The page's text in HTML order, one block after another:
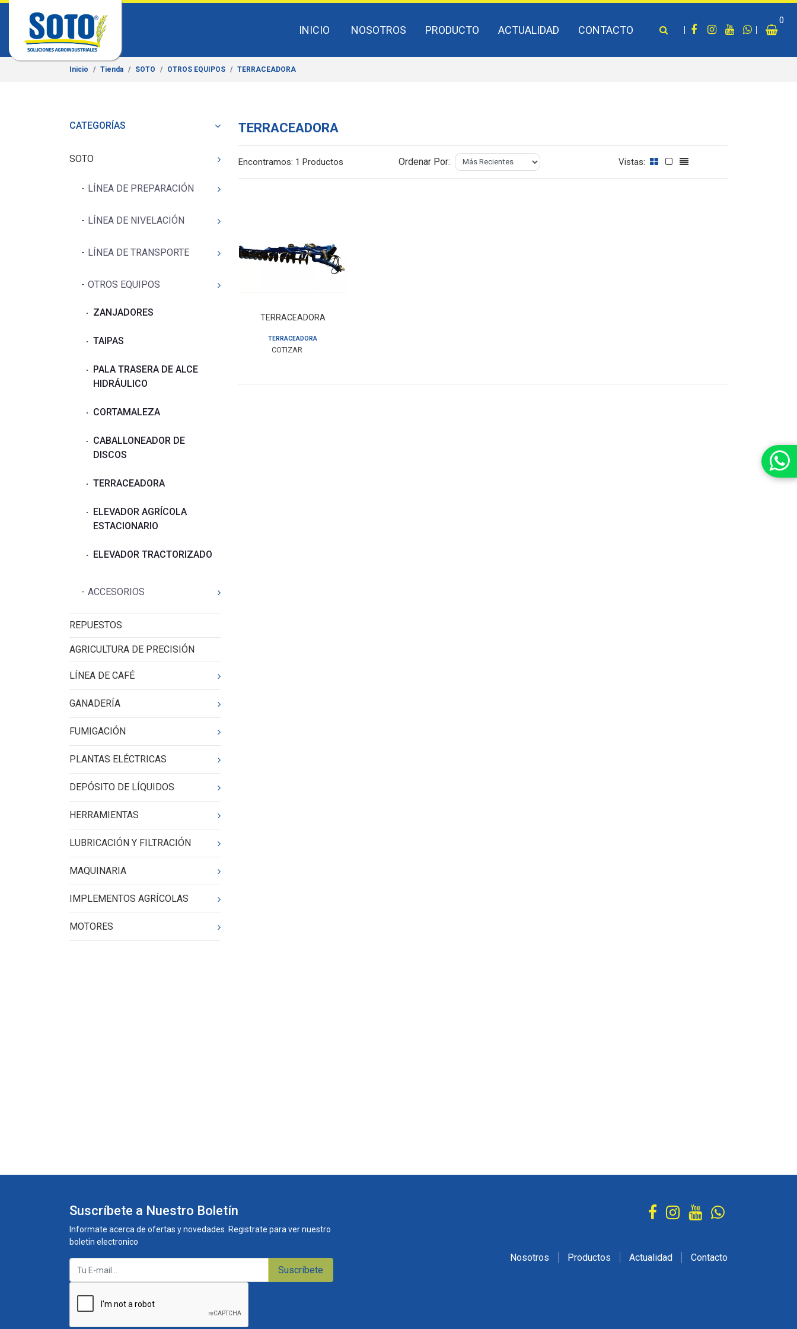
INICIO NOSOTROS PRODUCTO ACTUALIDAD CONTACTO
0
Inicio Tienda SOTO OTROS EQUIPOS TERRACEADORA
CATEGORÍAS
SOTO
LÍNEA DE PREPARACIÓN
LÍNEA DE NIVELACIÓN
LÍNEA DE TRANSPORTE
OTROS EQUIPOS
ZANJADORES
TAIPAS
PALA TRASERA DE ALCE
HIDRÁULICO
CORTAMALEZA
CABALLONEADOR DE
DISCOS
TERRACEADORA
ELEVADOR AGRÍCOLA
ESTACIONARIO
ELEVADOR TRACTORIZADO
ACCESORIOS
REPUESTOS
AGRICULTURA DE PRECISIÓN
LÍNEA DE CAFÉ
GANADERÍA
FUMIGACIÓN
PLANTAS ELÉCTRICAS
DEPÓSITO DE LÍQUIDOS
HERRAMIENTAS
LUBRICACIÓN Y FILTRACIÓN
MAQUINARIA
IMPLEMENTOS AGRÍCOLAS
MOTORES
TERRACEADORA
Encontramos: 1 Productos Ordenar Por: Vistas:
TERRACEADORA
TERRACEADORA
COTIZAR
Suscríbete a Nuestro Boletín
Informate acerca de ofertas y novedades. Registrate para ver nuestro
boletin electronico
Suscríbete
Nosotros Productos Actualidad Contacto